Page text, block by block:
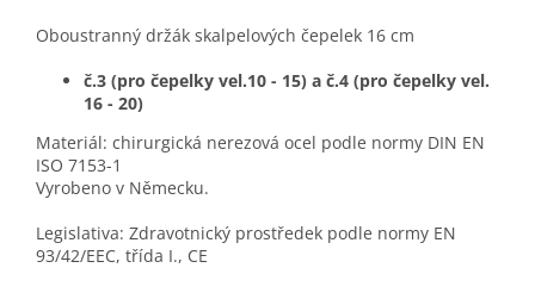
Oboustranný držák skalpelových čepelek 16 cm
č.3 (pro čepelky vel.10 - 15) a č.4 (pro čepelky vel.
16 - 20)
Materiál: chirurgická nerezová ocel podle normy DIN EN
ISO 7153-1
Vyrobeno v Německu.
Legislativa: Zdravotnický prostředek podle normy EN
93/42/EEC, třída I., CE